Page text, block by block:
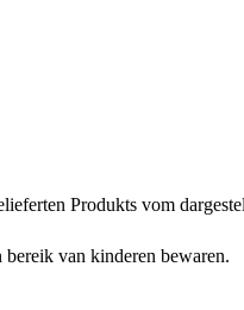
Produkts vom
van kinderen bewaren.